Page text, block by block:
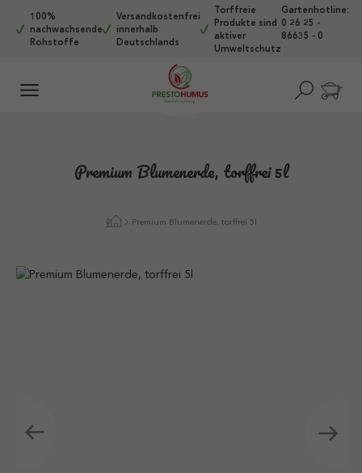
Zum Hauptinhalt springen
100%
nachwachsende
Rohstoffe
Versandkostenfrei
innerhalb
Deutschlands
Torffreie
Produkte sind
aktiver
Umweltschutz
Gartenhotline:
0 26 25 -
86635 - 0
Premium Blumenerde, torffrei 5l
Premium Blumenerde, torffrei 5l